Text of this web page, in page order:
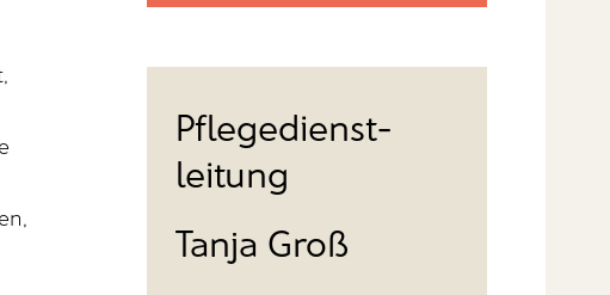
Pflegedienst-
leitung
Tanja Groß